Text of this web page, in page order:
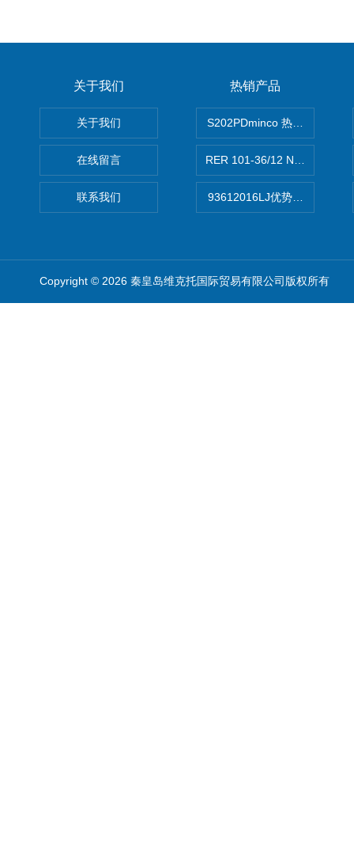
关于我们
关于我们
在线留言
联系我们
热销产品
S202PDminco 热电阻
RER 101-36/12 NHH离心
93612016LJ优势供应美国
Copyright © 2026 秦皇岛维克托国际贸易有限公司版权所有